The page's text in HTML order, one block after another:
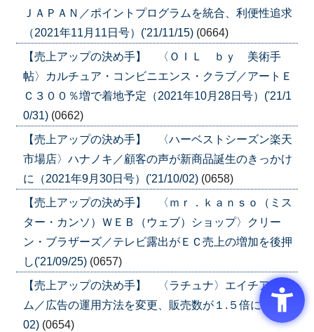
ＪＡＰＡＮ／ポイントプログラムを統合、利便性追求
（2021年11月11日号）('21/11/15) (0664)
【売上アップの決め手】 〈ＯＩＬ ｂｙ 美術手
帖〉カルチュア・コンビニエンス・クラブ／アートＥ
Ｃ３００％増で着地予定（2021年10月28日号）('21/1
0/31) (0662)
【売上アップの決め手】 〈ハーベストシーズン楽天
市場店〉ハナノキ／顧客の声が新商品誕生のきっかけ
に（2021年9月30日号）('21/10/02) (0658)
【売上アップの決め手】 〈ｍｒ．ｋａｎｓｏ（ミス
ター・カンソ）ＷＥＢ（ウェブ）ショップ〉クリー
ン・ブラザーズ／テレビ露出がＥＣ売上の増加を後押
し('21/09/25) (0657)
【売上アップの決め手】 〈ラチュナ〉エイチアイエ
ム／広告の運用方法を変更、販売数が１.５倍に('21/09/
02) (0654)